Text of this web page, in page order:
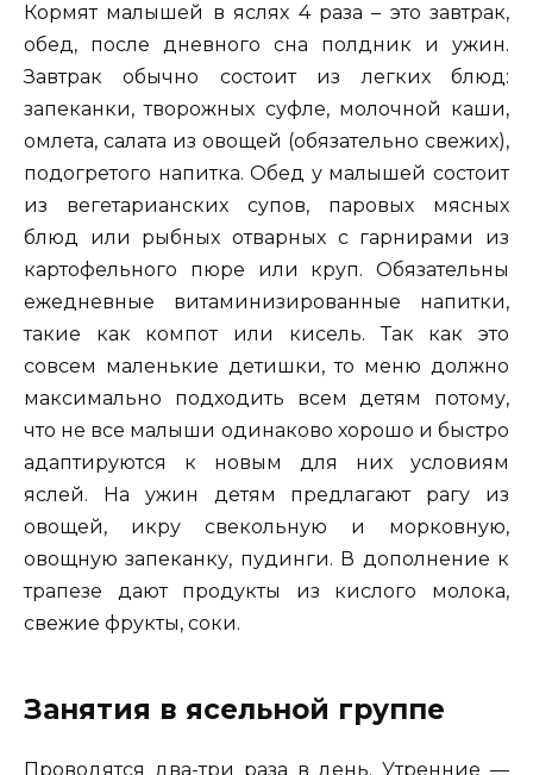
Кормят малышей в яслях 4 раза – это завтрак,
обед, после дневного сна полдник и ужин.
Завтрак обычно состоит из легких блюд:
запеканки, творожных суфле, молочной каши,
омлета, салата из овощей (обязательно свежих),
подогретого напитка. Обед у малышей состоит
из вегетарианских супов, паровых мясных
блюд или рыбных отварных с гарнирами из
картофельного пюре или круп. Обязательны
ежедневные витаминизированные напитки,
такие как компот или кисель. Так как это
совсем маленькие детишки, то меню должно
максимально подходить всем детям потому,
что не все малыши одинаково хорошо и быстро
адаптируются к новым для них условиям
яслей. На ужин детям предлагают рагу из
овощей, икру свекольную и морковную,
овощную запеканку, пудинги. В дополнение к
трапезе дают продукты из кислого молока,
свежие фрукты, соки.
Занятия в ясельной группе
Проводятся два-три раза в день. Утренние —